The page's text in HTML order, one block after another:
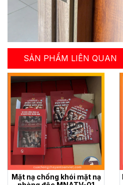
SẢN PHẨM LIÊN QUAN
Mặt nạ chống khói mặt nạ